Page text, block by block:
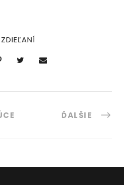
ZDIEĽANÍ
ĎALŠIE